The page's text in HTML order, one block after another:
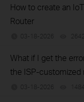
How to create an
Router
03-18-2026
What if I get the
the ISP-
03-18-2026